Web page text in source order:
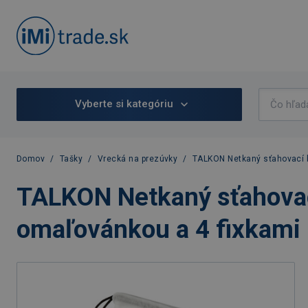
Vyberte si kategóriu
Domov / Tašky / Vrecká na prezúvky / TALKON Netkaný
TALKON Netkaný
omaľovánkou a 4 fixkami